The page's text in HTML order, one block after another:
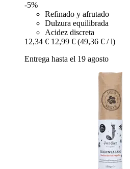
-5%
Refinado y afrutado
Dulzura equilibrada
Acidez discreta
12,34 € 12,99 € (49,36 € / l)
Entrega hasta el 19 agosto